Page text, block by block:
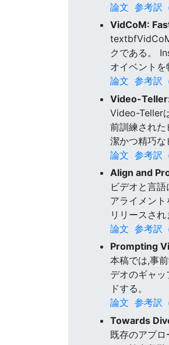
論文 参考訳
VidCoM:
クである。
オイベントを
論文 参考訳
Video-
Video-Teller
前訓練され
潔かつ精巧な
論文 参考訳
Align and
ビデオと言
アライメン
リリースされ
論文 参考訳
Prompting
本稿では,事
デオのギャ
ドする。
論文 参考訳
Towards
既存のアプ